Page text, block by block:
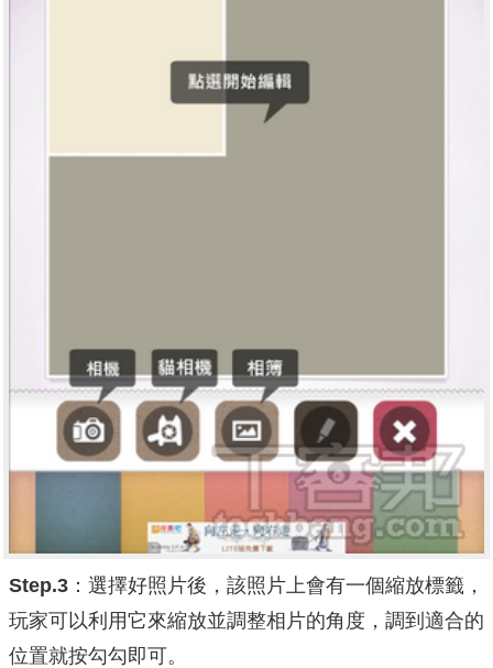
Step.3 ：選擇好照片後，該照片上會有一個縮放標籤，
玩家可以利用它來縮放並調整相片的角度，調到適合的
位置就按勾勾即可。